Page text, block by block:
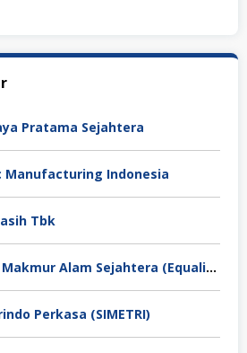
Pratama Sejahtera
Manufacturing Indonesia
Tbk
PT Equalindo Makmur Alam Sejahtera (Equalindo Group)
Perkasa (SIMETRI)